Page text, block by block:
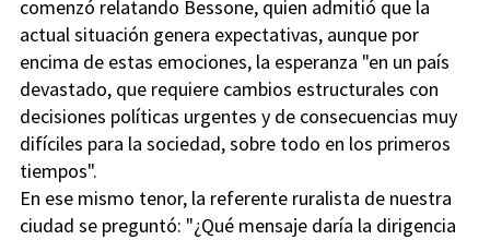
comenzó relatando Bessone, quien admitió que la
actual situación genera expectativas, aunque por
encima de estas emociones, la esperanza "en un país
devastado, que requiere cambios estructurales con
decisiones políticas urgentes y de consecuencias muy
difíciles para la sociedad, sobre todo en los primeros
tiempos".
En ese mismo tenor, la referente ruralista de nuestra
ciudad se preguntó: "¿Qué mensaje daría la dirigencia